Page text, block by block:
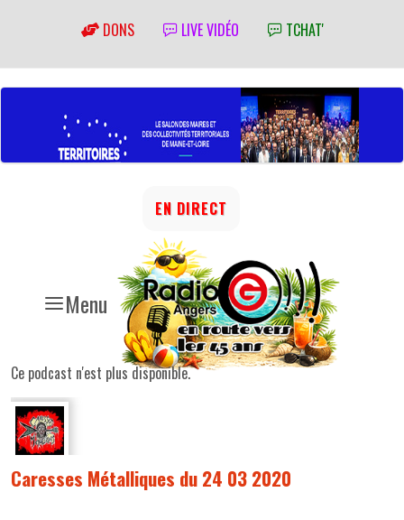
DONS LIVE VIDÉO TCHAT'
Menu
EN DIRECT
Ce podcast n'est plus disponible.
Caresses Métalliques du 24 03 2020